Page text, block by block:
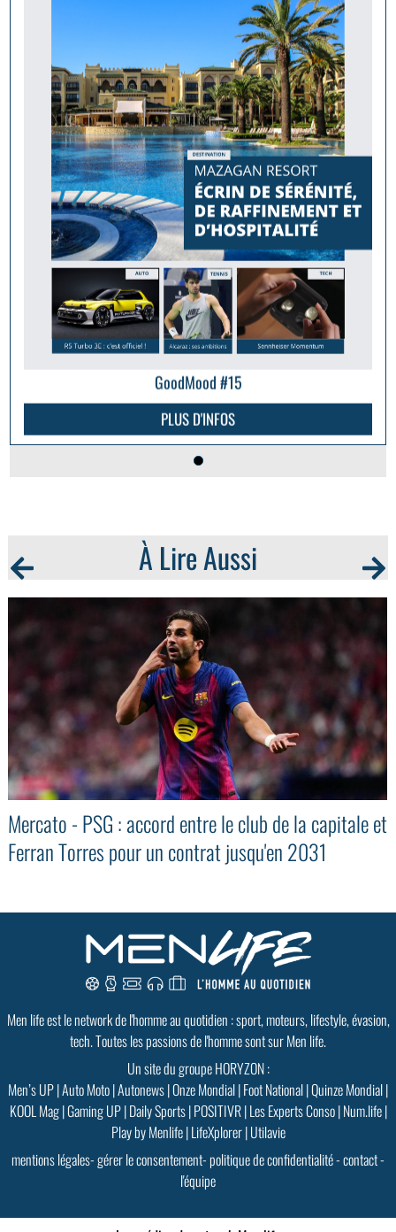
GoodMood #15
PLUS D'INFOS
GoodMood #15
À Lire Aussi
Mercato - PSG : accord entre le club de la capitale et
Ferran Torres pour un contrat jusqu'en 2031
Men life est le network de l'homme au quotidien : sport, moteurs, lifestyle, évasion,
tech. Toutes les passions de l'homme sont sur Men life.
Un site du groupe HORYZON :
Men’s UP|Auto Moto|Autonews|Onze Mondial|Foot National|Quinze Mondial|
KOOL Mag|Gaming UP|Daily Sports|POSITIVR|Les Experts Conso|Num.life|
Play by Menlife|LifeXplorer|Utilavie
mentions légales-gérer le consentement-politique de confidentialité-contact-
l'équipe